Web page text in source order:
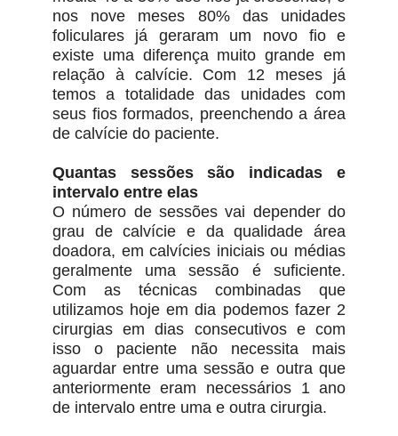
nos nove meses 80% das unidades
foliculares já geraram um novo fio e
existe uma diferença muito grande em
relação à calvície. Com 12 meses já
temos a totalidade das unidades com
seus fios formados, preenchendo a área
de calvície do paciente.
Quantas sessões são indicadas e
intervalo entre elas
O número de sessões vai depender do
grau de calvície e da qualidade área
doadora, em calvícies iniciais ou médias
geralmente uma sessão é suficiente.
Com as técnicas combinadas que
utilizamos hoje em dia podemos fazer 2
cirurgias em dias consecutivos e com
isso o paciente não necessita mais
aguardar entre uma sessão e outra que
anteriormente eram necessários 1 ano
de intervalo entre uma e outra cirurgia.